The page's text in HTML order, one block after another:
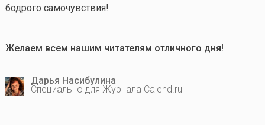
бодрого самочувствия!
Желаем всем нашим читателям отличного дня!
Дарья Насибулина
Специально для Журнала Calend.ru